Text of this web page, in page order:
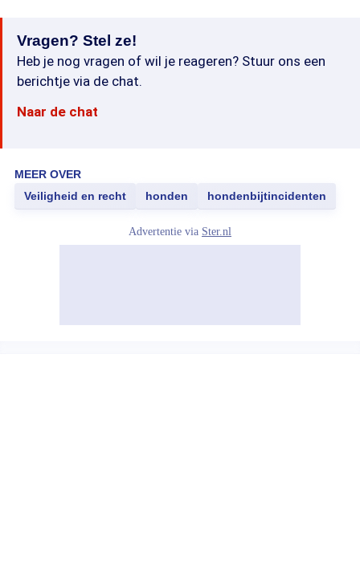
Vragen? Stel ze!
Heb je nog vragen of wil je reageren? Stuur ons een
berichtje via de chat.
Naar de chat
MEER OVER
Veiligheid en recht
honden hondenbijtincidenten
Advertentie via Ster.nl